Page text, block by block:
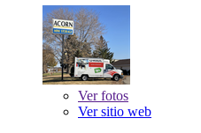
Verfotos
Ver sitio web